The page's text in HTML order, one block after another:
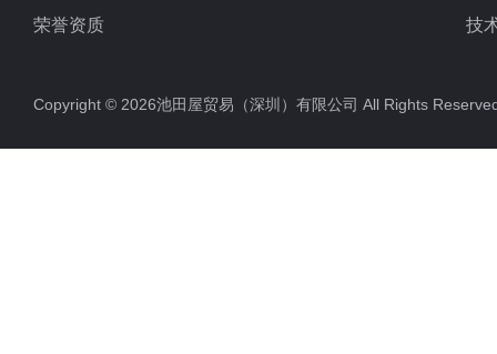
荣誉资质 技
Copyright © 2026池田屋贸易（深圳）有限公司 All Rights